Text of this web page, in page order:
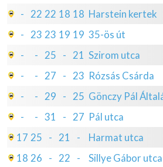
-
22 22 18 18 Harstein kertek
-
23 23 19 19 35-ös út
-
- 25 - 21 Szirom utca
-
- 27 - 23 Rózsás Csárda
-
- 29 - 25 Gönczy Pál
-
- 31 - 27 Pál utca
17 25 - 21 -
Harmat utca
18 26 - 22 -
Sillye Gábor utca